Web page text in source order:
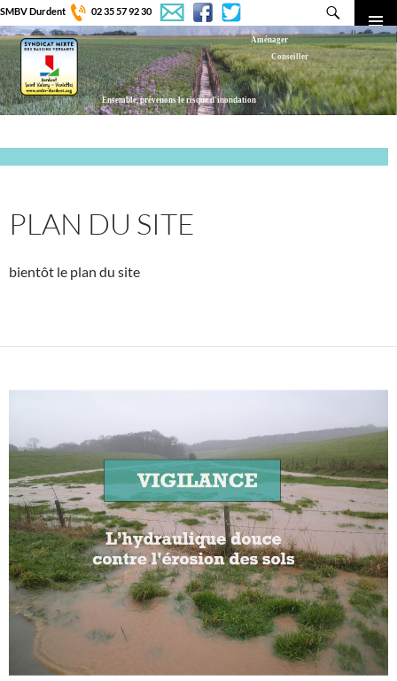
SMBV Durdent 02 35 57 92 30
Recherche
Ensemble, prévenons le risque d'inondation
Aménager
Conseiller
Transmettre
MENU
ALLER
AU
PLAN DU SITE
bientôt le plan du site